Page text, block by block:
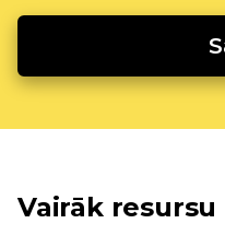
Vairāk resursu